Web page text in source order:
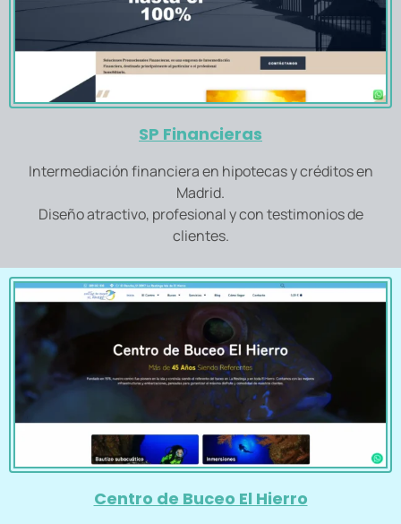
SP Financieras
Intermediación financiera en hipotecas y créditos en
Madrid.
Diseño atractivo, profesional y con testimonios de
clientes.
Centro de Buceo El Hierro